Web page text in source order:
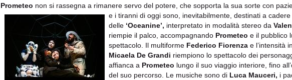
Prometeo non si rassegna a rimanere servo del potere, che sopporta la sua sorte con
e i tiranni di oggi sono, inevitabilmente, destinati a
delle ‘Oceanine’, interpretato in modalità stereo da
riempie il palco, accompagnando Prometeo e il pubblico
spettacolo. Il multiforme Federico Fiorenza e l’intensità
Micaela De Grandi riempiono lo spettacolo dei
affianca a Prometeo lungo il suo viaggio interiore, fino
del suo percorso. Le musiche sono di Luca Mauceri, i